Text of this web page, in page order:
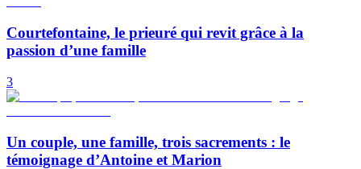
Courtefontaine, le prieuré qui revit grâce à la
passion d’une famille
3
Un couple, une famille, trois sacrements : le
témoignage d’Antoine et Marion